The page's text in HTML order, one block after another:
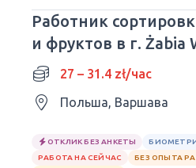
Работник
и фруктов в г. Żabia
27 – 31.4 zł/час
Польша, Варшава
ОТКЛИК БЕЗ АНКЕТЫ
РАБОТА НА СЕЙЧАС
БЕЗ ОПЫТА